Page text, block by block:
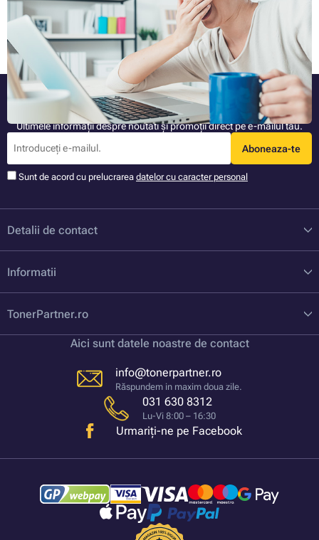
productivității dumneavoastră? Dacă vă confrunți cu acest lucru din
când în când, nu este nevoie să intrați în panică, pentru că probabil că
nu ați dormit suficient sau ați avut mai multe de făcut decât sunteți
obișnuit în zilele precedente, iar corpul vostru a spus "destul". Cu toate
acestea, dacă acest tip de oboseală este o regulă de zi cu zi, chiar și
într-o măsură mai mare, aveți o problemă serioasă și este timpul să
începeți să faceți ceva în acest sens. Iar în rândurile următoare vom
încerca să vă sfătuim care ar trebui să faceți.
Articolul complet »
Fiți mereu informat
Ultimele informații despre noutati și promoții direct pe e-mailul tău.
Aboneaza-te
Sunt de acord cu prelucrarea datelor cu caracter personal
Detalii de contact
Informatii
TonerPartner.ro
Aici sunt datele noastre de contact
info@tonerpartner.ro
Răspundem in maxim doua zile.
031 630 8312
Lu-Vi 8:00 – 16:30
Urmariți-ne pe Facebook